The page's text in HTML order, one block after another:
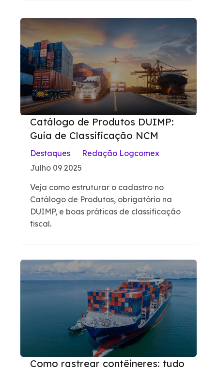
Catálogo de Produtos DUIMP:
Guia de Classificação NCM
Destaques
Redação Logcomex
Julho 09 2025
Veja como estruturar o cadastro no
Catálogo de Produtos, obrigatório na
DUIMP, e boas práticas de classificação
fiscal.
Como rastrear contêineres: tudo